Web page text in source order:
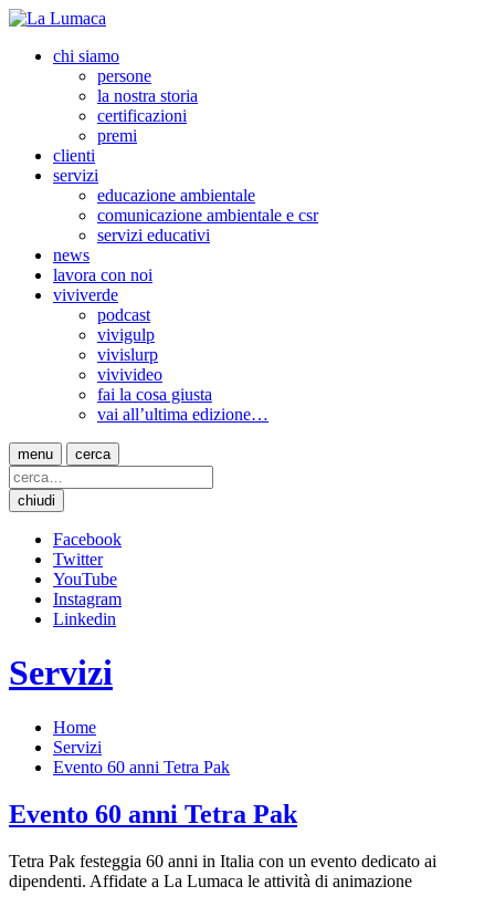
chi siamo
persone
la nostra storia
certificazioni
premi
clienti
servizi
educazione ambientale
comunicazione ambientale e csr
servizi educativi
news
lavora con noi
viviverde
podcast
vivigulp
vivislurp
vivivideo
fai la cosa giusta
vai all’ultima edizione…
menu cerca
chiudi
Facebook
Twitter
YouTube
Instagram
Linkedin
Servizi
Home
Servizi
Evento 60 anni Tetra Pak
Evento 60 anni Tetra Pak
Tetra Pak festeggia 60 anni in Italia con un evento dedicato ai
dipendenti. Affidate a La Lumaca le attività di animazione